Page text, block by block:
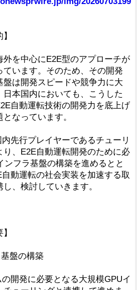
外を中心にE2E型のアプローチが
います。そのため、その開発
盤は開発スピードや競争力に大
日本国内においても、こうした
自動運転技術の開発力を底上げ
なっています。
先行プレイヤーであるチューリ
り、E2E自動運転開発のために必
ンフラ基盤の構築を進めるとと
動運転の社会実装を加速する取
、検討していきます。
盤の構築
開発に必要となる大規模GPUイ